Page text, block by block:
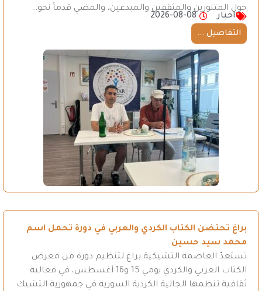
حول المتنورين والمثقفين والمبدعين، والمضي قدماً نحو…
اخبار
2026-08-08
التفاصيل ...
براغ تحتضن الكتاب الكردي والعربي في دورة تحمل اسم
محمد سيد حسين
تستعدّ العاصمة التشيكية براغ لتنظيم دورة من معرض
الكتاب العربي والكردي يومي 15 و16 أغسطس، في فعالية
ثقافية تنظمها الجالية الكردية السورية في جمهورية التشيك